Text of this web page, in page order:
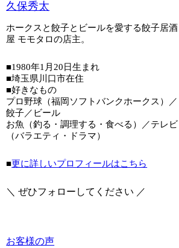
久保秀太
ホークスと餃子とビールを愛する餃子居酒
屋 モモタロの店主。
■1980年1月20日生まれ
■埼玉県川口市在住
■好きなもの
プロ野球（福岡ソフトバンクホークス）／
餃子／ビール
お魚（釣る・調理する・食べる）／テレビ
（バラエティ・ドラマ）
■更に詳しいプロフィールはこちら
＼ ぜひフォローしてください ／
お客様の声